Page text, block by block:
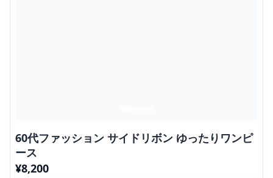
60代ファッション サイドリボン ゆったりワンピ
ース
¥8,200